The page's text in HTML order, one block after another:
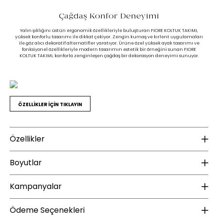
Çağdaş Konfor Deneyimi
Yalın şıklığını üstün ergonomik özellikleriyle buluşturan FIORE KOLTUK TAKIMI,
yüksek konforlu tasarımı ile dikkat çekiyor. Zengin kumaş ve kırlent uygulamaları
ile göz alıcı dekoratif alternatifler yaratıyor. Ürüne özel yüksek ayak tasarımı ve
fonksiyonel özellikleriyle modern tasarımın estetik bir örneğini sunan FIORE
KOLTUK TAKIMI, konforla zenginleşen çağdaş bir dekorasyon deneyimi sunuyor.
ÖZELLİKLER İÇİN TIKLAYIN
Özellikler
Kurulum Gerekliliği :
Kurulum gerektirir.
Garanti Süresi :
Boyutlar
Uyarılar
Kampanyalar
YENİ ÜYE KAMPANYASI
Ödeme Seçenekleri